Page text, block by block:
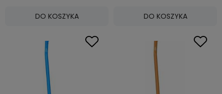
DO KOSZYKA DO KOSZYKA